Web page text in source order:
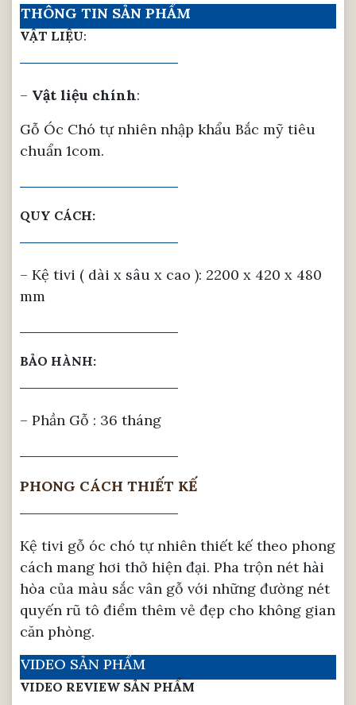
THÔNG TIN SẢN PHẨM
VẬT LIỆU:
– Vật liệu chính:
Gỗ Óc Chó tự nhiên nhập khẩu Bắc mỹ tiêu
chuẩn 1com.
QUY CÁCH:
– Kệ tivi ( dài x sâu x cao ): 2200 x 420 x 480
mm
BẢO HÀNH:
– Phần Gỗ : 36 tháng
PHONG CÁCH THIẾT KẾ
Kệ tivi gỗ óc chó tự nhiên thiết kế theo phong
cách mang hơi thở hiện đại. Pha trộn nét hài
hòa của màu sắc vân gỗ với những đường nét
quyến rũ tô điểm thêm vẻ đẹp cho không gian
căn phòng.
VIDEO SẢN PHẨM
VIDEO REVIEW SẢN PHẨM